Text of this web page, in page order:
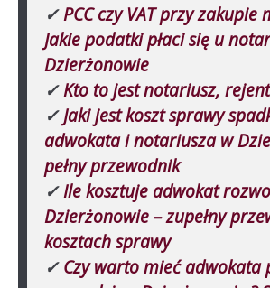
✓PCC czy VAT przy zakupie
Jakie podatki płaci się u
Dzierżonowie
✓Kto to jest notariusz,
✓Jaki jest koszt sprawy
adwokata i notariusza w
pełny przewodnik
✓Ile kosztuje adwokat
Dzierżonowie – zupełny
kosztach sprawy
✓Czy warto mieć adwokata